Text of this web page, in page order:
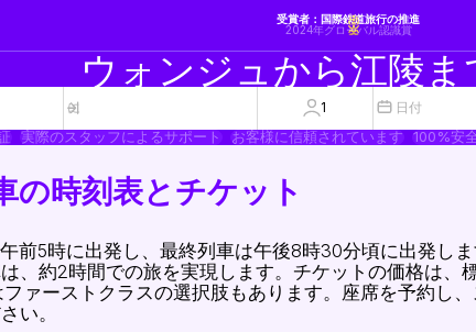
受賞者：国際鉄道旅行の推進
2024年グローバル認識賞
ウォンジュから江陵ま
1 日付
実際のスタッフによるサポート お客様に信頼されています 100%安
の時刻表とチケット
前5時に出発し、最終列車は午後8時30分頃に出発し
、約2時間での旅を実現します。チケットの価格は
ァーストクラスの選択肢もあります。座席を予約し
い。